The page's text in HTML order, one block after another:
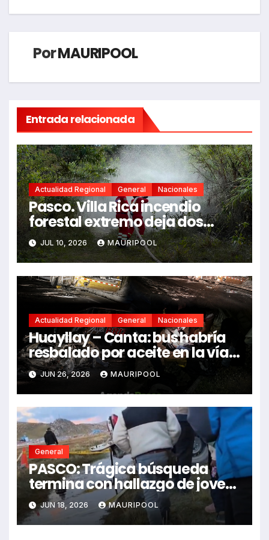
PorMAURIPOOL
Entrada relacionada
Actualidad Regional General Nacionales
Pasco. Villa Rica incendio
forestal extremo deja dos
fallecidos y heridos
JUL 10, 2026 MAURIPOOL
Actualidad Regional General Nacionales
Huayllay – Canta: bus habría
resbalado por aceite en la vía e
impactó auto siniestrado
dejando dos fallecidos
JUN 26, 2026 MAURIPOOL
General
PASCO: Trágica búsqueda
termina con hallazgo de joven
sin vida en Rancas
JUN 18, 2026 MAURIPOOL